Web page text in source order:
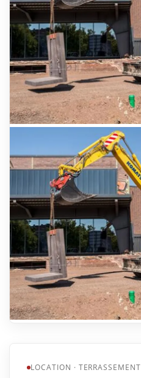
LOCATION · TERRASSEMENT